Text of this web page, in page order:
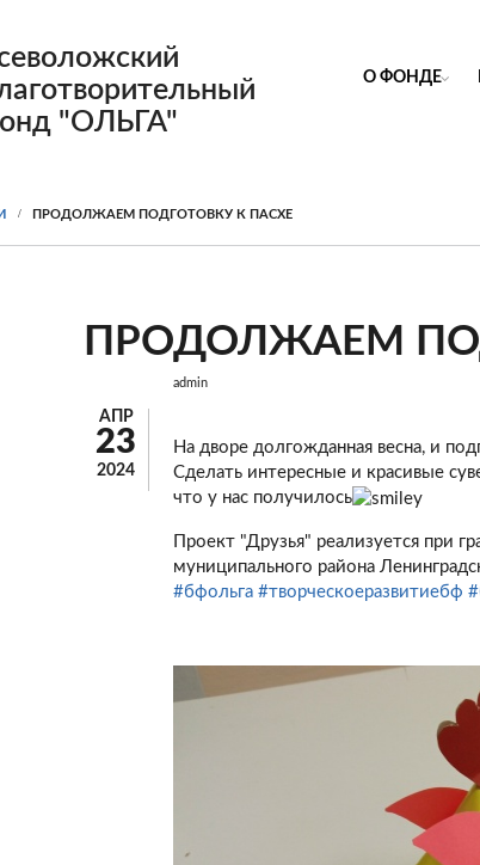
"ОЛЬГА"
О ФОНДЕ
ПРОДОЛЖАЕМ ПОДГОТОВКУ К ПАСХЕ
ПРОДОЛЖАЕМ
АПР
23
2024
admin
На дворе долгожданная весна, и
Сделать интересные и красивые
что у нас получилось
Проект "Друзья" реализуется при
муниципального района
#бфольга #творческоеразвитиебф